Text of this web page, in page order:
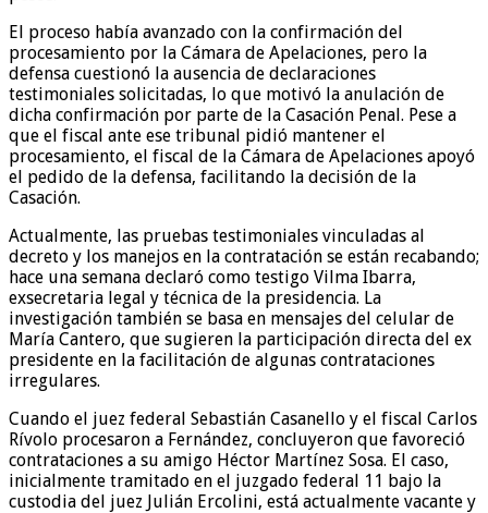
El proceso había avanzado con la confirmación del
procesamiento por la Cámara de Apelaciones, pero la
defensa cuestionó la ausencia de declaraciones
testimoniales solicitadas, lo que motivó la anulación de
dicha confirmación por parte de la Casación Penal. Pese a
que el fiscal ante ese tribunal pidió mantener el
procesamiento, el fiscal de la Cámara de Apelaciones apoyó
el pedido de la defensa, facilitando la decisión de la
Casación.
Actualmente, las pruebas testimoniales vinculadas al
decreto y los manejos en la contratación se están recabando;
hace una semana declaró como testigo Vilma Ibarra,
exsecretaria legal y técnica de la presidencia. La
investigación también se basa en mensajes del celular de
María Cantero, que sugieren la participación directa del ex
presidente en la facilitación de algunas contrataciones
irregulares.
Cuando el juez federal Sebastián Casanello y el fiscal Carlos
Rívolo procesaron a Fernández, concluyeron que favoreció
contrataciones a su amigo Héctor Martínez Sosa. El caso,
inicialmente tramitado en el juzgado federal 11 bajo la
custodia del juez Julián Ercolini, está actualmente vacante y